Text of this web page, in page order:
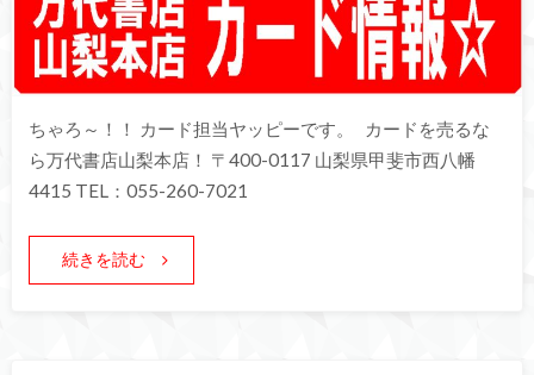
ちゃろ～！！ カード担当ヤッピーです。 カードを売るな
ら万代書店山梨本店！ 〒400-0117 山梨県甲斐市西八幡
4415 TEL：055-260-7021
続きを読む